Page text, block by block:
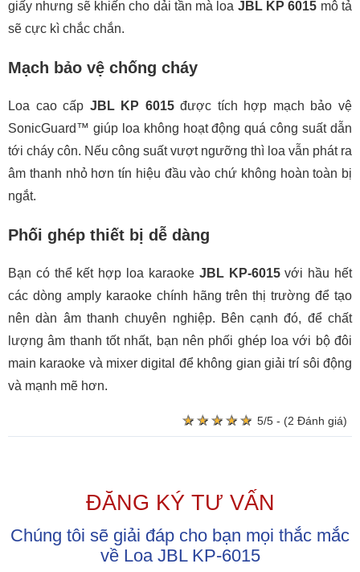
giấy nhưng sẽ khiến cho dải tần mà loa JBL KP 6015 mô tả
sẽ cực kì chắc chắn.
Mạch bảo vệ chống cháy
Loa cao cấp JBL KP 6015được tích hợp mạch bảo vệ
SonicGuard™ giúp loa không hoạt động quá công suất dẫn
tới cháy côn. Nếu công suất vượt ngưỡng thì loa vẫn phát ra
âm thanh nhỏ hơn tín hiệu đầu vào chứ không hoàn toàn bị
ngắt.
Phối ghép thiết bị dễ dàng
Bạn có thể kết hợp loa karaoke JBL KP-6015với hầu hết
các dòng amply karaoke chính hãng trên thị trường để tạo
nên dàn âm thanh chuyên nghiệp. Bên cạnh đó, để chất
lượng âm thanh tốt nhất, bạn nên phối ghép loa với bộ đôi
main karaoke và mixer digital để không gian giải trí sôi động
và mạnh mẽ hơn.
★ ★ ★ ★ ★
★ ★ ★ ★ ★ 5/5 - (2 Đánh giá)
ĐĂNG KÝ TƯ VẤN
Chúng tôi sẽ giải đáp cho bạn mọi thắc mắc
về Loa JBL KP-6015